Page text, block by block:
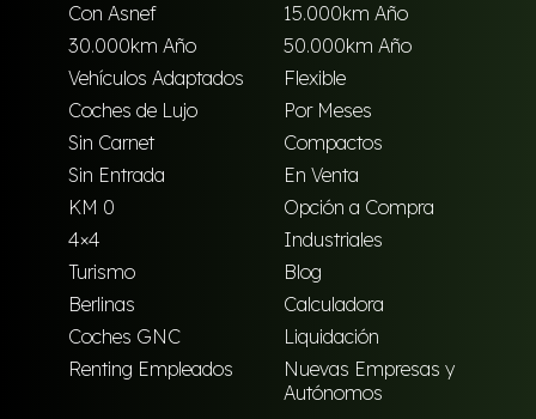
Con Asnef
15.000km Año
30.000km Año
50.000km Año
Vehículos Adaptados
Flexible
Coches de Lujo
Por Meses
Sin Carnet
Compactos
Sin Entrada
En Venta
KM 0
Opción a Compra
4×4
Industriales
Turismo
Blog
Berlinas
Calculadora
Coches GNC
Liquidación
Renting Empleados
Nuevas Empresas y
Autónomos